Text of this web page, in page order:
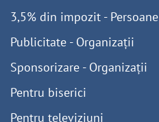
3,5% din impozit - Persoane
Publicitate - Organizații
Sponsorizare - Organizații
Pentru biserici
Pentru televiziuni